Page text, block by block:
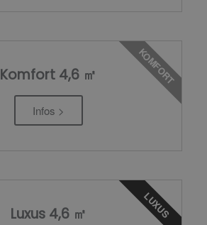
Komfort 4,6 ㎡
Infos >
KOMFORT
Luxus 4,6 ㎡ LUXUS